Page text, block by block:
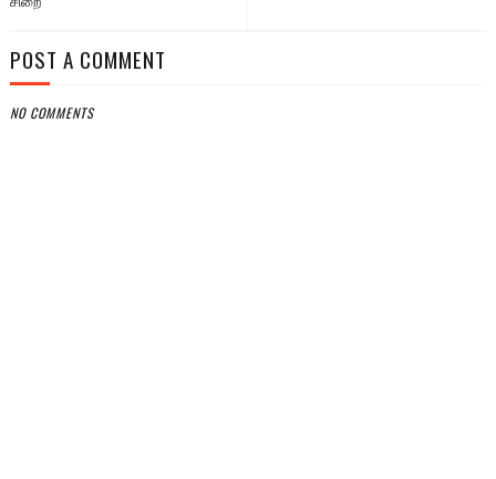
POST A COMMENT
NO COMMENTS